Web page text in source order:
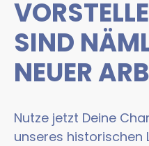
SIND
NEUER
Nutze jetzt Deine
unseres historischen